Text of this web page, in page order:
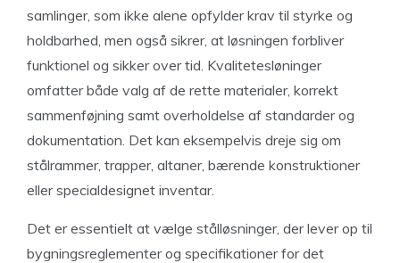
samlinger, som ikke alene opfylder krav til styrke og
holdbarhed, men også sikrer, at løsningen forbliver
funktionel og sikker over tid. Kvalitetesløninger
omfatter både valg af de rette materialer, korrekt
sammenføjning samt overholdelse af standarder og
dokumentation. Det kan eksempelvis dreje sig om
stålrammer, trapper, altaner, bærende konstruktioner
eller specialdesignet inventar.
Det er essentielt at vælge stålløsninger, der lever op til
bygningsreglementer og specifikationer for det